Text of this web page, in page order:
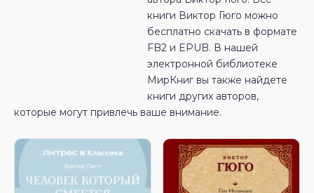
книги Виктор Гюго можно
бесплатно скачать в формате
FB2 и EPUB. В нашей
электронной библиотеке
МирКниг вы также найдете
книги других авторов,
которые могут привлечь ваше внимание.